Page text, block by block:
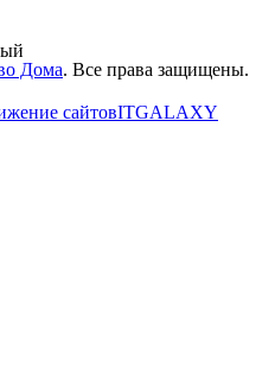
Дома. Все права защищены.
сайтовITGALAXY